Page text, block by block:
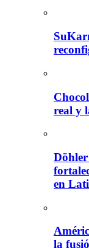
real y
en
la